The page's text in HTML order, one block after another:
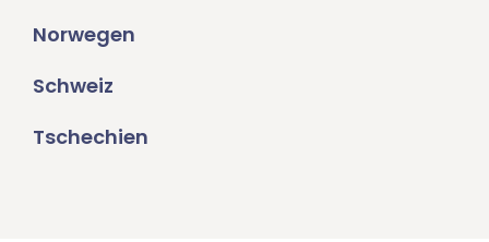
Norwegen
Schweiz
Tschechien